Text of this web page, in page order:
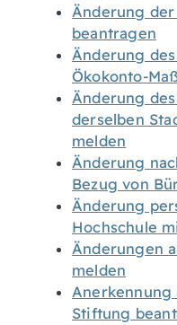
Änderung
beantragen
Änderung
Ökokonto-
Änderung
derselben
melden
Änderung
Bezug von
Änderung
Hochschule
Änderungen
melden
Anerkennung
Stiftung